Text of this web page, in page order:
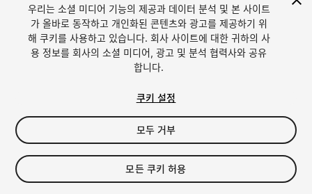
1/12
$4.99
세금/부가세는 결제 시 반영됩니다.
우리는 소셜 미디어 기능의 제공과 데이터 분석 및 본 사이트
가 올바로 동작하고 개인화된 콘텐츠와 광고를 제공하기 위
해 쿠키를 사용하고 있습니다. 회사 사이트에 대한 귀하의 사
용 정보를 회사의 소셜 미디어, 광고 및 분석 협력사와 공유
합니다.
쿠키 설정
모두 거부
모든 쿠키 허용